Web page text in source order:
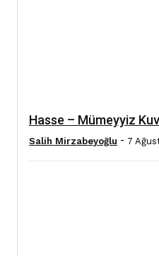
Hasse – Mümeyyiz
Salih Mirzabeyoğlu - 7